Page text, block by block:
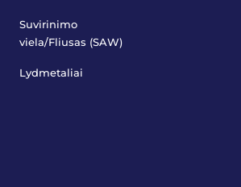
Suvirinimo
viela/Fliusas (SAW)
Lydmetaliai